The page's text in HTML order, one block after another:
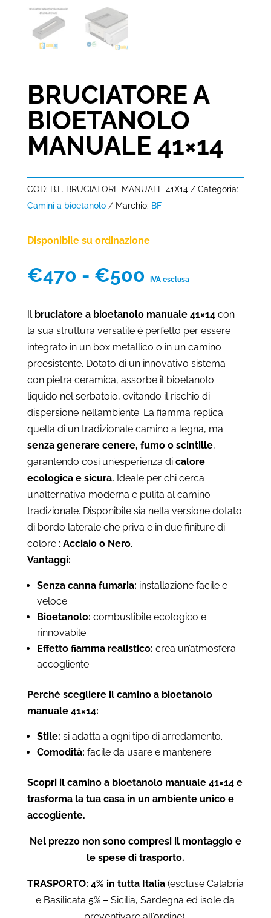
BRUCIATORE A
BIOETANOLO
MANUALE 41×14
COD: B.F. BRUCIATORE MANUALE 41X14
Categoria:
Camini a bioetanolo
Marchio: BF
Disponibile su ordinazione
€470 - €500 Fascia
prezzo:
da
€470
a
€500
IVA esclusa
Il bruciatore a bioetanolo manuale 41×14con
la sua struttura versatile è perfetto per essere
integrato in un box metallico o in un camino
preesistente. Dotato di un innovativo sistema
con pietra ceramica, assorbe il bioetanolo
liquido nel serbatoio, evitando il rischio di
dispersione nell’ambiente. La fiamma replica
quella di un tradizionale camino a legna, ma
senza generare cenere, fumo o scintille,
garantendo così un’esperienza di calore
ecologica e sicura. Ideale per chi cerca
un’alternativa moderna e pulita al camino
tradizionale. Disponibile sia nella versione dotato
di bordo laterale che priva e in due finiture di
colore : Acciaio o Nero.
Vantaggi:
Senza canna fumaria: installazione facile e
veloce.
Bioetanolo: combustibile ecologico e
rinnovabile.
Effetto fiamma realistico: crea un’atmosfera
accogliente.
Perché scegliere il camino a bioetanolo
manuale 41×14:
Stile: si adatta a ogni tipo di arredamento.
Comodità: facile da usare e mantenere.
Scopri il camino a bioetanolo manuale 41×14 e
trasforma la tua casa in un ambiente unico e
accogliente.
Nel prezzo non sono compresi il montaggio e
le spese di trasporto.
TRASPORTO: 4% in tutta Italia (escluse Calabria
e Basilicata 5% – Sicilia, Sardegna ed isole da